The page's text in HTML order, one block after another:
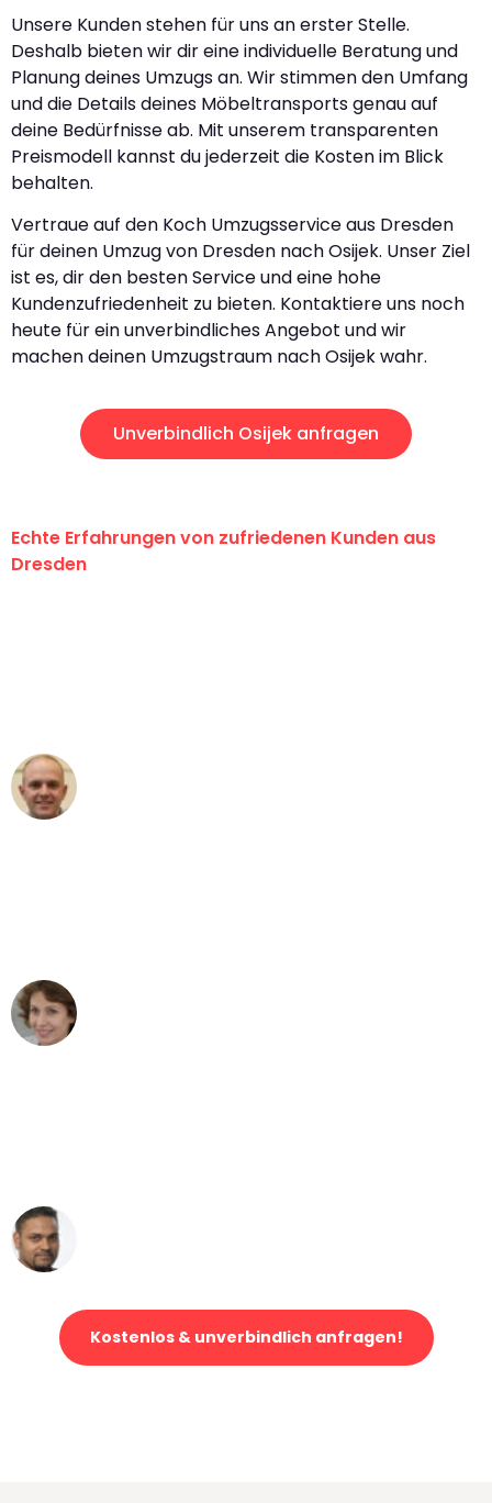
Unsere Kunden stehen für uns an erster Stelle.
Deshalb bieten wir dir eine individuelle Beratung und
Planung deines Umzugs an. Wir stimmen den Umfang
und die Details deines Möbeltransports genau auf
deine Bedürfnisse ab. Mit unserem transparenten
Preismodell kannst du jederzeit die Kosten im Blick
behalten.
Vertraue auf den Koch Umzugsservice aus Dresden
für deinen Umzug von Dresden nach Osijek. Unser Ziel
ist es, dir den besten Service und eine hohe
Kundenzufriedenheit zu bieten. Kontaktiere uns noch
heute für ein unverbindliches Angebot und wir
machen deinen Umzugstraum nach Osijek wahr.
Unverbindlich Osijek anfragen
Echte Erfahrungen von zufriedenen Kunden aus
Dresden
Kostenlos & unverbindlich anfragen!